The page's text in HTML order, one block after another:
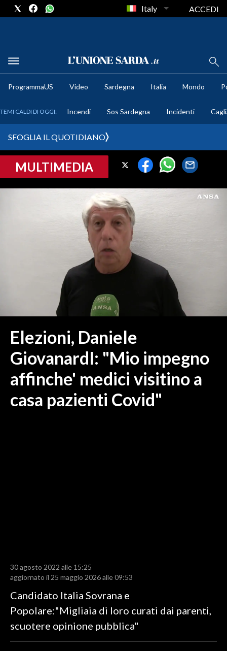
METEO
CRONACA SARDEGNA
NUORO E PROVINCIA
ITALIA
MONDO
POLITICA
CALCIO
CALCIO REGIONALE
BASKET
VOLLEY
MOTORI
TENNIS
Italy ACCEDI
ProgrammaUS Video Sardegna Italia Mondo
TEMI CALDI DI OGGI: Incendi Sos Sardegna Incidenti
SFOGLIA IL QUOTIDIANO
MULTIMEDIA
Elezioni, Daniele
GiovanardI: "Mio impegno
affinche' medici visitino a
casa pazienti Covid"
30 agosto 2022 alle 15:25
aggiornato il 25 maggio 2026 alle 09:53
Candidato Italia Sovrana e
Popolare:"Migliaia di loro curati dai parenti,
scuotere opinione pubblica"